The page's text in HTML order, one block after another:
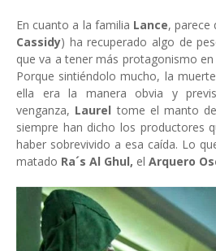
En cuanto a la familia Lance, parece
Cassidy) ha recuperado algo de
que va a tener más protagonismo
Porque sintiéndolo mucho, la
ella era la manera obvia y
venganza, Laurel tome el manto de
siempre han dicho los productores
haber sobrevivido a esa caída. Lo
matado Ra´s Al Ghul, el Arquero